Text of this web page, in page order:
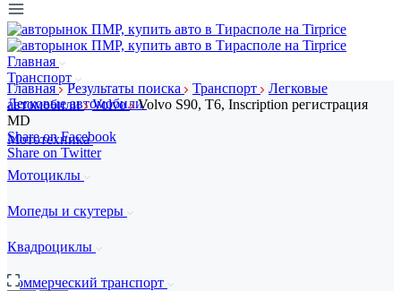
Главная
Транспорт
Легковые автомобили
Мототехника
Мотоциклы
Мопеды и скутеры
Квадроциклы
Коммерческий транспорт
Главная Результаты поиска Транспорт
Легковые
автомобили Volvo Volvo S90, T6, Inscription регистрация
MD
Share on Facebook
Share on Twitter